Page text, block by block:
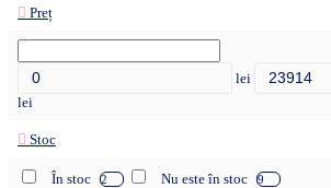
Preț
lei
lei
Stoc
În stoc 2 Nu este în stoc 9